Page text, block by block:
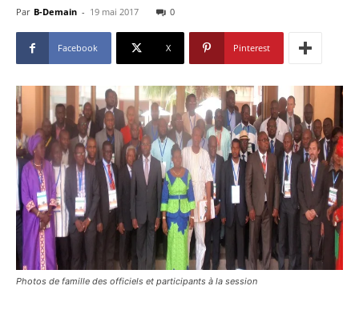
Par B-Demain - 19 mai 2017 0
Facebook X Pinterest
Photos de famille des officiels et participants à la session